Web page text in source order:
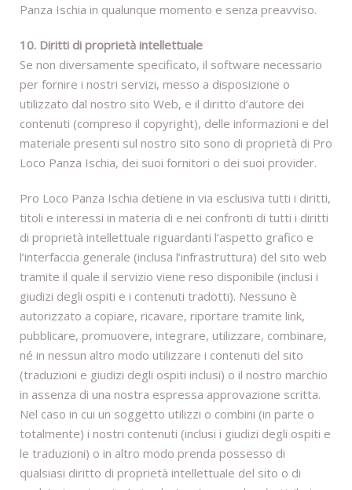
Panza Ischia in qualunque momento e senza preavviso.
10. Diritti di proprietà intellettuale
Se non diversamente specificato, il software necessario
per fornire i nostri servizi, messo a disposizione o
utilizzato dal nostro sito Web, e il diritto d’autore dei
contenuti (compreso il copyright), delle informazioni e del
materiale presenti sul nostro sito sono di proprietà di Pro
Loco Panza Ischia, dei suoi fornitori o dei suoi provider.
Pro Loco Panza Ischia detiene in via esclusiva tutti i diritti,
titoli e interessi in materia di e nei confronti di tutti i diritti
di proprietà intellettuale riguardanti l’aspetto grafico e
l’interfaccia generale (inclusa l’infrastruttura) del sito web
tramite il quale il servizio viene reso disponibile (inclusi i
giudizi degli ospiti e i contenuti tradotti). Nessuno è
autorizzato a copiare, ricavare, riportare tramite link,
pubblicare, promuovere, integrare, utilizzare, combinare,
né in nessun altro modo utilizzare i contenuti del sito
(traduzioni e giudizi degli ospiti inclusi) o il nostro marchio
in assenza di una nostra espressa approvazione scritta.
Nel caso in cui un soggetto utilizzi o combini (in parte o
totalmente) i nostri contenuti (inclusi i giudizi degli ospiti e
le traduzioni) o in altro modo prenda possesso di
qualsiasi diritto di proprietà intellettuale del sito o di